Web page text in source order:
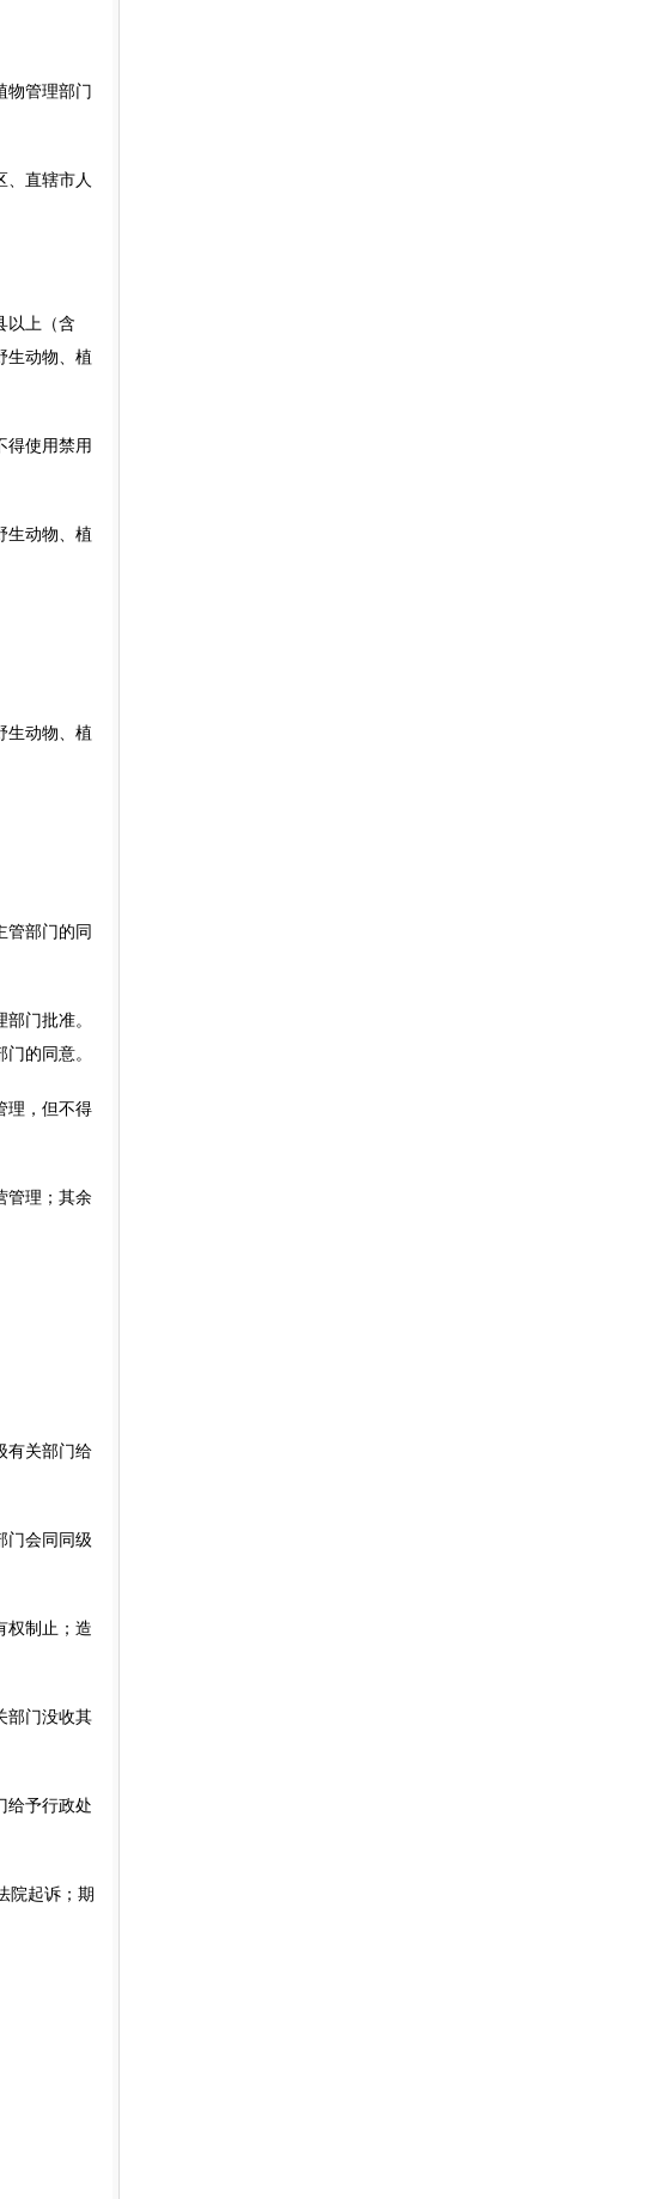
管理部门
直辖市人
以上（含
生动物、植
使用禁用
动物、植
动物、植
部门的同
门批准。
的同意。
理，但不得
理；其余
有关部门给
会同同级
制止；造
部门没收其
予行政处
院起诉；期